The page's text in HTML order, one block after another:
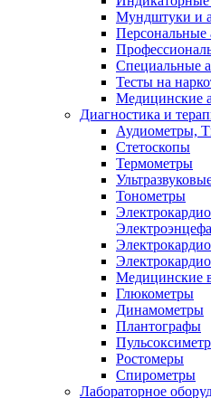
Мундштуки и
Персональные
Специальные
Тесты на
Медицинские
Диагностика и
Аудиометры,
Стетоскопы
Термометры
Тонометры
Медицинские
Глюкометры
Динамометры
Плантографы
Ростомеры
Спирометры
Лабораторное